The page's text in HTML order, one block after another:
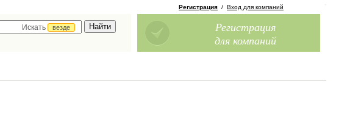
Искать
везде
Регистрация / Вход для компаний
Регистрация
для компаний